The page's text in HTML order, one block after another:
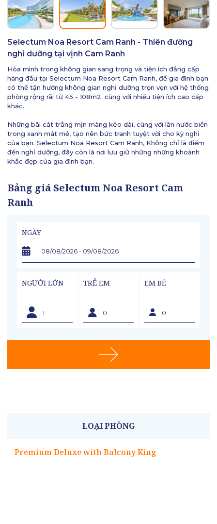
Selectum Noa Resort Cam Ranh - Thiên đường
nghỉ dưỡng tại vịnh Cam Ranh
Hòa mình trong không gian sang trọng và tiện ích đẳng cấp
hàng đầu tại Selectum Noa Resort Cam Ranh, để gia đình bạn
có thể tận hưởng không gian nghỉ dưỡng trọn vẹn với hệ thống
phòng rộng rãi từ 45 - 108m2. cùng với nhiều tiện ích cao cấp
khác.
Những bãi cát trắng mịn màng kéo dài, cùng với làn nước biển
trong xanh mát mẻ, tạo nên bức tranh tuyệt vời cho kỳ nghỉ
của bạn. Selectum Noa Resort Cam Ranh, Không chỉ là điểm
đến nghỉ dưỡng, đây còn là nơi lưu giữ những những khoảnh
khắc đẹp của gia đình bạn.
Bảng giá Selectum Noa Resort Cam
Ranh
NGÀY
NGƯỜI LỚN TRẺ EM EM BÉ
LOẠI PHÒNG
Premium Deluxe with Balcony King